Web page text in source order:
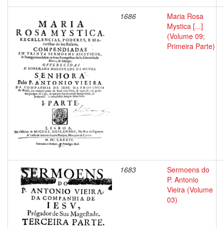
1686
Maria Rosa
Mystica [...]
(Volume 09;
Primeira Parte)
1683
Sermoens do
P. Antonio
Vieira (Volume
03)